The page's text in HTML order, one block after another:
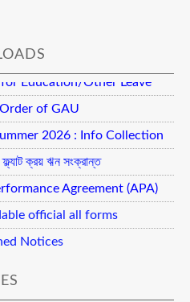
Education/Other Leave
of GAU
2026 : Info Collection
ফ্ল্যাট ক্রয় ঋন সংক্রান্ত
Agreement (APA)
official all forms
Notices